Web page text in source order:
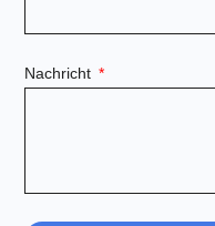
Nachricht